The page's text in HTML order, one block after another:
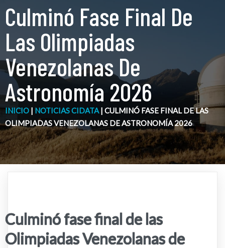
Culminó Fase Final De
Las Olimpiadas
Venezolanas De
Astronomía 2026
INICIO | NOTICIAS CIDATA | CULMINÓ FASE FINAL DE LAS
OLIMPIADAS VENEZOLANAS DE ASTRONOMÍA 2026
Culminó fase final de las
Olimpiadas Venezolanas de